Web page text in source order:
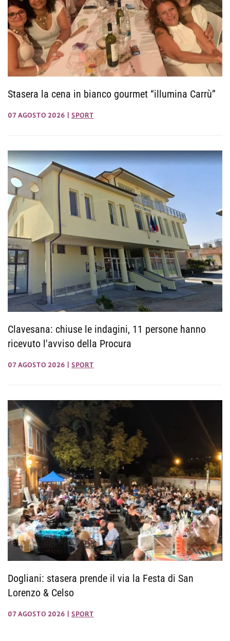
Stasera la cena in bianco gourmet “illumina Carrù”
07 AGOSTO 2026 SPORT
Clavesana: chiuse le indagini, 11 persone hanno
ricevuto l'avviso della Procura
07 AGOSTO 2026 SPORT
Dogliani: stasera prende il via la Festa di San
Lorenzo & Celso
07 AGOSTO 2026 SPORT